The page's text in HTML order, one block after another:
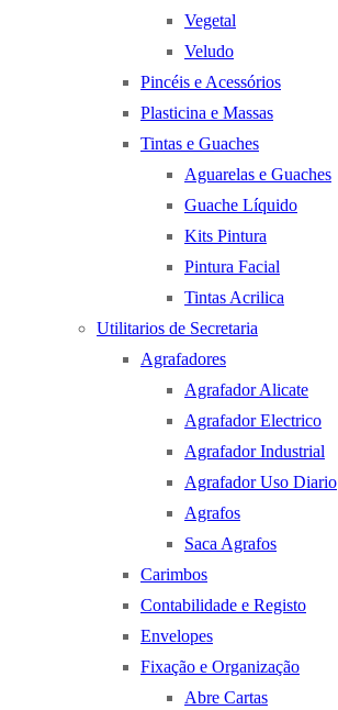
Vegetal
Veludo
Pincéis e Acessórios
Plasticina e Massas
Tintas e Guaches
Aguarelas e Guaches
Guache Líquido
Kits Pintura
Pintura Facial
Tintas Acrilica
Utilitarios de Secretaria
Agrafadores
Agrafador Alicate
Agrafador Electrico
Agrafador Industrial
Agrafador Uso Diario
Agrafos
Saca Agrafos
Carimbos
Contabilidade e Registo
Envelopes
Fixação e Organização
Abre Cartas